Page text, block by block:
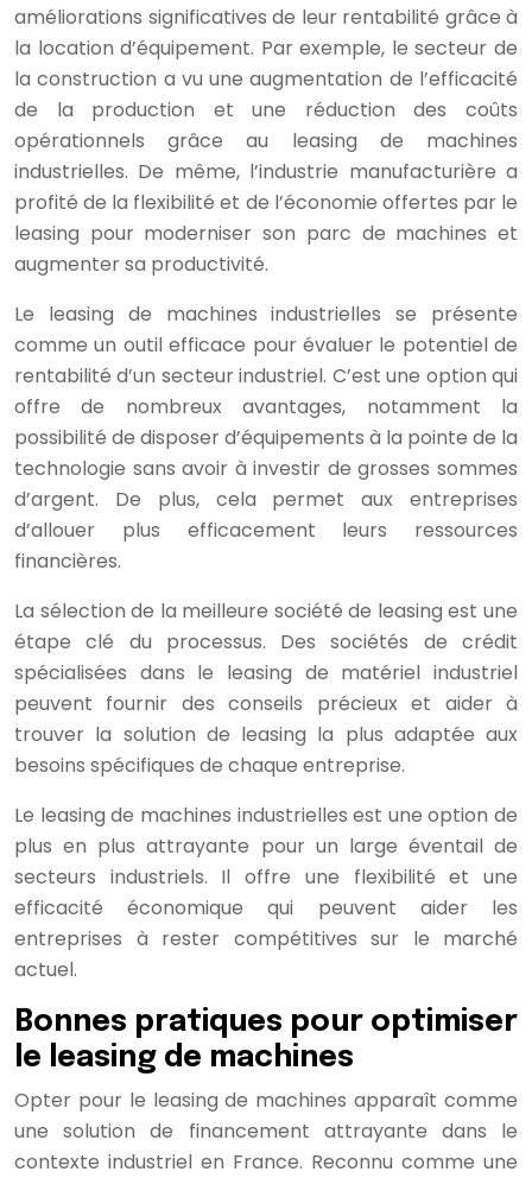
améliorations significatives de leur rentabilité grâce à
la location d’équipement. Par exemple, le secteur de
la construction a vu une augmentation de l’efficacité
de la production et une réduction des coûts
opérationnels grâce au leasing de machines
industrielles. De même, l’industrie manufacturière a
profité de la flexibilité et de l’économie offertes par le
leasing pour moderniser son parc de machines et
augmenter sa productivité.
Le leasing de machines industrielles se présente
comme un outil efficace pour évaluer le potentiel de
rentabilité d’un secteur industriel. C’est une option qui
offre de nombreux avantages, notamment la
possibilité de disposer d’équipements à la pointe de la
technologie sans avoir à investir de grosses sommes
d’argent. De plus, cela permet aux entreprises
d’allouer plus efficacement leurs ressources
financières.
La sélection de la meilleure société de leasing est une
étape clé du processus. Des sociétés de crédit
spécialisées dans le leasing de matériel industriel
peuvent fournir des conseils précieux et aider à
trouver la solution de leasing la plus adaptée aux
besoins spécifiques de chaque entreprise.
Le leasing de machines industrielles est une option de
plus en plus attrayante pour un large éventail de
secteurs industriels. Il offre une flexibilité et une
efficacité économique qui peuvent aider les
entreprises à rester compétitives sur le marché
actuel.
Bonnes pratiques pour optimiser
le leasing de machines
Opter pour le leasing de machines apparaît comme
une solution de financement attrayante dans le
contexte industriel en France. Reconnu comme une